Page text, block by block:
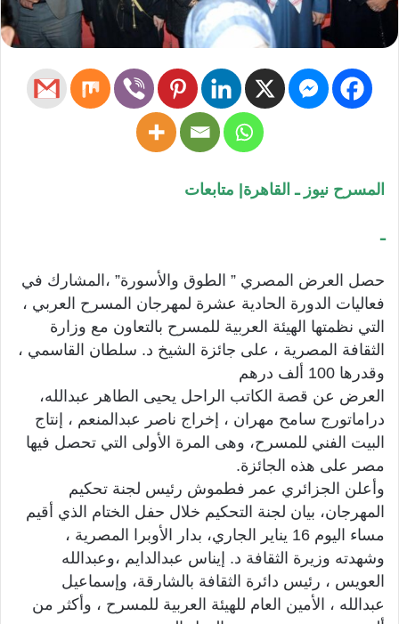
المسرح نيوز ـ القاهرة| متابعات
ـ
حصل العرض المصري ” الطوق والأسورة” ،المشارك في
فعاليات الدورة الحادية عشرة لمهرجان المسرح العربي ،
التي نظمتها الهيئة العربية للمسرح بالتعاون مع وزارة
الثقافة المصرية ، على جائزة الشيخ د. سلطان القاسمي ،
وقدرها 100 ألف درهم
العرض عن قصة الكاتب الراحل يحيى الطاهر عبدالله،
دراماتورج سامح مهران ، إخراج ناصر عبدالمنعم ، إنتاج
البيت الفني للمسرح، وهى المرة الأولى التي تحصل فيها
مصر على هذه الجائزة.
وأعلن الجزائري عمر فطموش رئيس لجنة تحكيم
المهرجان، بيان لجنة التحكيم خلال حفل الختام الذي أقيم
مساء اليوم 16 يناير الجاري، بدار الأوبرا المصرية ،
وشهدته وزيرة الثقافة د. إيناس عبدالدايم ،وعبدالله
العويس ، رئيس دائرة الثقافة بالشارقة، وإسماعيل
عبدالله ، الأمين العام للهيئة العربية للمسرح ، وأكثر من